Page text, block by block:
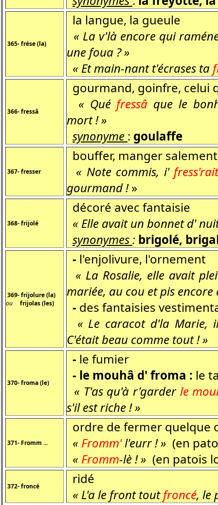
365- frése (la)
la langue, la gueule
« La v'là encore qui
une foua ? »
« Et main-nant t'écrases ta
366- fressâ
gourmand, goinfre, celui
« Qué fressâ que le
mort ! »
synonyme : goulaffe
367- fresser
bouffer, manger
« Note commis, i' fress'rait
gourmand !»
368- frijolé
décoré avec fantaisie
« Elle avait un bonnet d'
synonymes: brigolé,
369- frijolure (la)
ou frijolas (les)
- l'enjolivure, l'ornement
« La Rosalie, elle avait
mariée, au cou et pis
- des fantaisies
« Le caracot d'la Marie,
C'était beau comme tout ! »
370- froma (le)
- le fumier
- le mouhâ d' froma : le
« T'as qu'à r'garder le
s'il est riche ! »
371- Fromm ...
ordre de fermer quelque
« Fromm'l'eurr ! » (en
« Fromm-lè ! » (en patois
372- froncé
ridé
« L'a le front toutfroncé, le